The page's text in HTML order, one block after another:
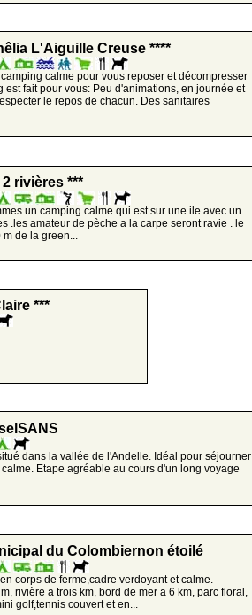
L'Aiguille Creuse ****
calme pour vous reposer et décompresser
est fait pour vous: Peu d'animations, en journée et
le repos de chacun. Des sanitaires
rivières ***
un camping calme qui est sur une ile avec un
.les amateur de pèche a la carpe seront ravie . le
de la green...
***
dans la vallée de l'Andelle. Idéal pour séjourner
Etape agréable au cours d'un long voyage
du Colombiernon étoilé
corps de ferme,cadre verdoyant et calme.
rivière a trois km, bord de mer a 6 km, parc floral,
golf,tennis couvert et en...